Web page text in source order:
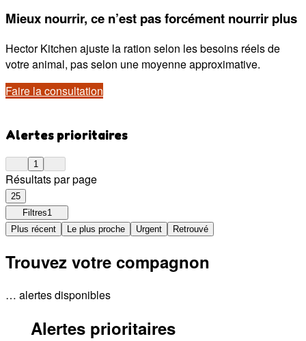
Mieux nourrir, ce n’est pas forcément nourrir plus
Hector Kitchen ajuste la ration selon les besoins réels de
votre animal, pas selon une moyenne approximative.
Faire la consultation
Alertes prioritaires
1
Résultats par page
25
Filtres1
Plus récent
Le plus proche Urgent Retrouvé
Trouvez votre compagnon
… alertes disponibles
Alertes prioritaires